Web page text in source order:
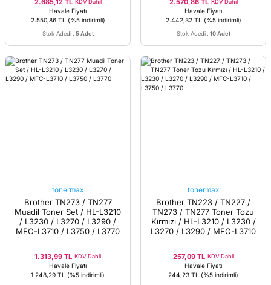
2.685,12 TL KDV Dahil
Havale Fiyatı
2.550,86 TL
(%5 indirimli)
Stok Adedi : 5 Adet
2.570,86 TL KDV Dahil
Havale Fiyatı
2.442,32 TL
(%5 indirimli)
Stok Adedi : 10 Adet
tonermax
Brother TN273 / TN277
Muadil Toner Set / HL-L3210
/ L3230 / L3270 / L3290 /
MFC-L3710 / L3750 / L3770
1.313,99 TL KDV Dahil
Havale Fiyatı
1.248,29 TL (%5 indirimli)
tonermax
Brother TN223 / TN227 /
TN273 / TN277 Toner Tozu
Kırmızı / HL-L3210 / L3230 /
L3270 / L3290 / MFC-L3710
257,09 TL KDV Dahil
Havale Fiyatı
244,23 TL (%5 indirimli)